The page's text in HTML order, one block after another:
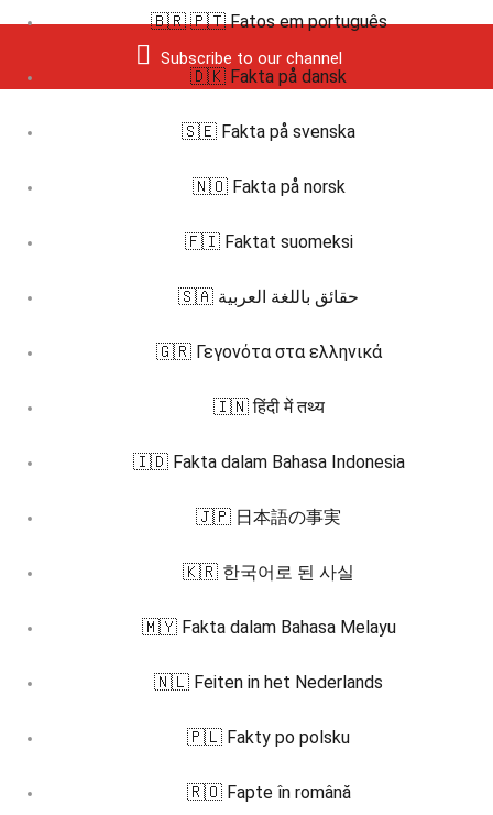
Subscribe to our channel
🇧🇷 🇵🇹 Fatos em português
🇩🇰 Fakta på dansk
🇸🇪 Fakta på svenska
🇳🇴 Fakta på norsk
🇫🇮 Faktat suomeksi
🇸🇦 حقائق باللغة العربية
🇬🇷 Γεγονότα στα ελληνικά
🇮🇳 हिंदी में तथ्य
🇮🇩 Fakta dalam Bahasa Indonesia
🇯🇵 日本語の事実
🇰🇷 한국어로 된 사실
🇲🇾 Fakta dalam Bahasa Melayu
🇳🇱 Feiten in het Nederlands
🇵🇱 Fakty po polsku
🇷🇴 Fapte în română